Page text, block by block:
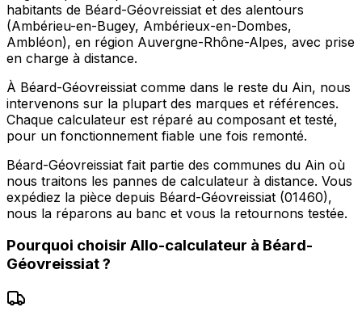
habitants de Béard-Géovreissiat et des alentours
(Ambérieu-en-Bugey, Ambérieux-en-Dombes,
Ambléon), en région Auvergne-Rhône-Alpes, avec prise
en charge à distance.
À Béard-Géovreissiat comme dans le reste du Ain, nous
intervenons sur la plupart des marques et références.
Chaque calculateur est réparé au composant et testé,
pour un fonctionnement fiable une fois remonté.
Béard-Géovreissiat fait partie des communes du Ain où
nous traitons les pannes de calculateur à distance. Vous
expédiez la pièce depuis Béard-Géovreissiat (01460),
nous la réparons au banc et vous la retournons testée.
Pourquoi choisir Allo-calculateur à Béard-
Géovreissiat?